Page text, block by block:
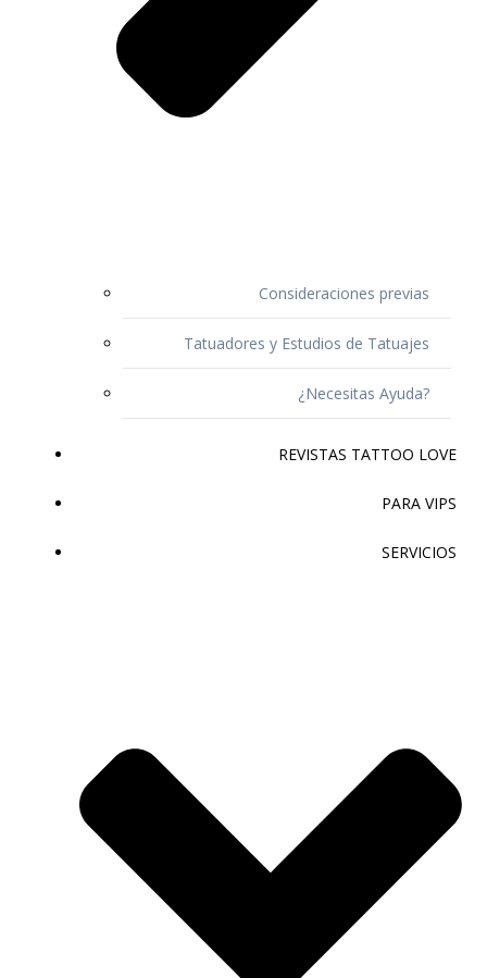
Consideraciones previas
Tatuadores y Estudios de Tatuajes
¿Necesitas Ayuda?
REVISTAS TATTOO LOVE
PARA VIPS
SERVICIOS